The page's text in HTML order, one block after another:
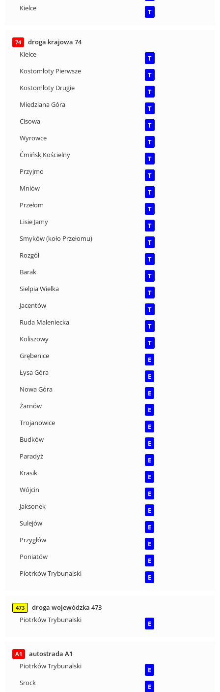
Kielce
T
74
droga krajowa 74
Kielce
T
Kostomłoty Pierwsze
T
Kostomłoty Drugie
T
Miedziana Góra
T
Cisowa
T
Wyrowce
T
Ćmińsk Kościelny
T
Przyjmo
T
Mniów
T
Przełom
T
Lisie Jamy
T
Smyków (koło Przełomu)
T
Rozgół
T
Barak
T
Sielpia Wielka
T
Jacentów
T
Ruda Maleniecka
T
Koliszowy
T
Grębenice
E
Łysa Góra
E
Nowa Góra
E
Żarnów
E
Trojanowice
E
Budków
E
Paradyż
E
Krasik
E
Wójcin
E
Jaksonek
E
Sulejów
E
Przygłów
E
Poniatów
E
Piotrków Trybunalski
E
473
droga wojewódzka 473
Piotrków Trybunalski
E
A1
autostrada A1
Piotrków Trybunalski
E
Srock
E